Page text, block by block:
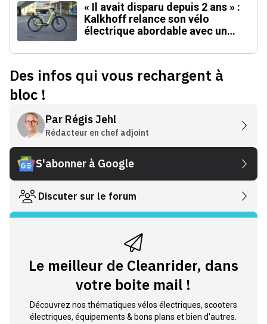
« Il avait disparu depuis 2 ans » :
Kalkhoff relance son vélo
électrique abordable avec un
Des infos qui vous rechargent à
bloc !
Par Régis Jehl
Rédacteur en chef adjoint
S'abonner à Google
Discuter sur le forum
Le meilleur de Cleanrider, dans
votre boite mail !
Découvrez nos thématiques vélos électriques, scooters
électriques, équipements & bons plans et bien d'autres.